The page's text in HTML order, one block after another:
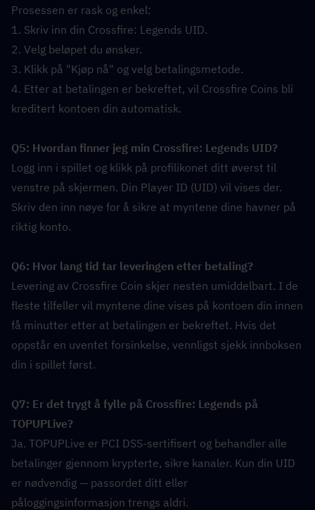
Prosessen er rask og enkel:
1. Skriv inn din Crossfire: Legends UID.
2. Velg beløpet du ønsker.
3. Klikk på "Kjøp nå" og velg betalingsmetode.
4. Etter at betalingen er bekreftet, vil Crossfire Coins bli
kreditert kontoen din automatisk.
Q5: Hvordan finner jeg min Crossfire: Legends UID?
Logg inn i spillet og klikk på profilikonet ditt øverst til
venstre på skjermen. Din Player ID (UID) vil vises der.
Skriv den inn nøye for å sikre at myntene dine havner på
riktig konto.
Q6: Hvor lang tid tar leveringen etter betaling?
Levering av Crossfire Coin skjer nesten umiddelbart. I de
fleste tilfeller vil myntene dine vises på kontoen din innen
få minutter etter at betalingen er bekreftet. Hvis det
oppstår en uventet forsinkelse, vennligst sjekk innboksen
din i spillet først.
Q7: Er det trygt å fylle på Crossfire: Legends på
TOPUPLive?
Ja. TOPUPLive er PCI DSS-sertifisert og behandler alle
betalinger gjennom krypterte, sikre kanaler. Kun din UID
er nødvendig — passordet ditt eller
påloggingsinformasjon trengs aldri.